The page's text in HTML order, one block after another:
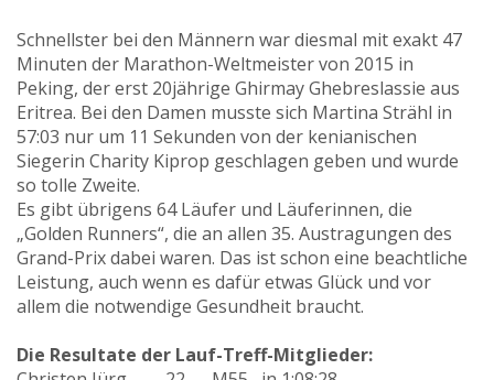
Schnellster bei den Männern war diesmal mit exakt 47
Minuten der Marathon-Weltmeister von 2015 in
Peking, der erst 20jährige Ghirmay Ghebreslassie aus
Eritrea. Bei den Damen musste sich Martina Strähl in
57:03 nur um 11 Sekunden von der kenianischen
Siegerin Charity Kiprop geschlagen geben und wurde
so tolle Zweite.
Es gibt übrigens 64 Läufer und Läuferinnen, die
„Golden Runners“, die an allen 35. Austragungen des
Grand-Prix dabei waren. Das ist schon eine beachtliche
Leistung, auch wenn es dafür etwas Glück und vor
allem die notwendige Gesundheit braucht.
Die Resultate der Lauf-Treff-Mitglieder: